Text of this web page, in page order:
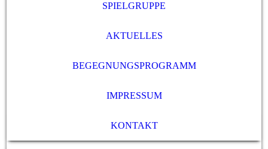
SPIELGRUPPE
AKTUELLES
BEGEGNUNGSPROGRAMM
IMPRESSUM
KONTAKT